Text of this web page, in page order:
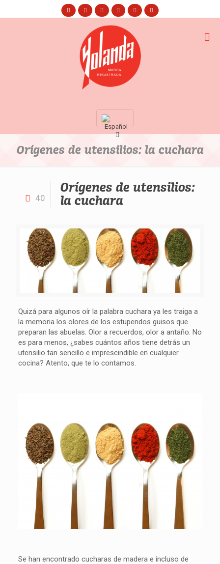
Orígenes de utensilios: la cuchara
40
Orígenes de utensilios:
la cuchara
Quizá para algunos oír la palabra cuchara ya les traiga a
la memoria los olores de los estupendos guisos que
preparan las abuelas. Olor a recuerdos, olor a antaño. No
es para menos, ¿sabes cuántos años tiene detrás un
utensilio tan sencillo e imprescindible en cualquier
cocina? Atento, que te lo contamos.
Se han encontrado cucharas de madera e incluso de